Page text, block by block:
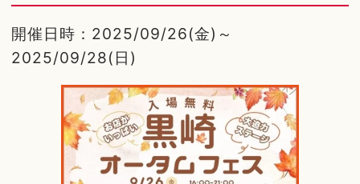
開催日時：2025/09/26(金)～
2025/09/28(日)